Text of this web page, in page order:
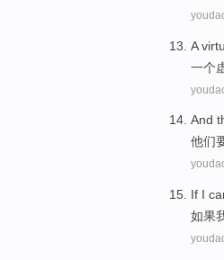
A
一个
And
他们
If I
如果